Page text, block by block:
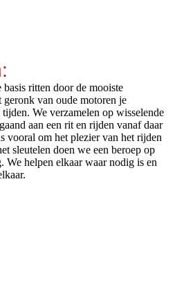
ritten door de mooiste
van oude motoren je
We verzamelen op wisselende
aan een rit en rijden vanaf daar
vooral om het plezier van het rijden
sleutelen doen we een beroep op
We helpen elkaar waar nodig is en